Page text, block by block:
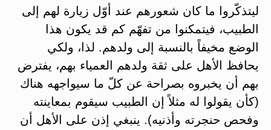
ليتذكّروا ما كان شعورهم عند أوّل زيارة لهم إلى
الطبيب، فيتمكنوا من تفهّم كم قد يكون هذا
الوضع مخيفاً بالنسبة إلى ولدهم. لذا، ولكي
يحافظ الأهل على ثقة ولدهم العمياء بهم، يفترض
بهم أن يخبروه بصراحة عن كلّ ما سيواجهه هناك
(كأن يقولوا له مثلاً إن الطبيب سيقوم بمعاينته
وفحص حنجرته وأذنيه). ينبغي إذن على الأهل أن